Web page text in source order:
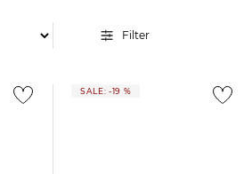
Filter
SALE: -19 %